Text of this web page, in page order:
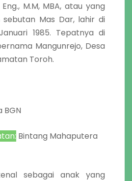
Eng., M.M, MBA, atau yang
sebutan Mas Dar, lahir di
1985. Tepatnya di
Mangunrejo, Desa
Toroh.
BGN
Bintang Mahaputera
sebagai anak yang